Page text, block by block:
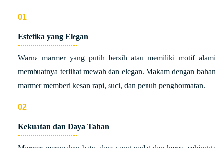
Estetika yang Elegan
Warna marmer yang putih bersih atau memiliki motif alami
membuatnya terlihat mewah dan elegan. Makam dengan bahan
marmer memberi kesan rapi, suci, dan penuh penghormatan.
Kekuatan dan Daya Tahan